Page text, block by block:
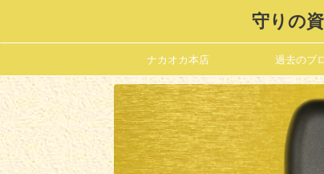
守りの
ナカオカ本店 過去のブ